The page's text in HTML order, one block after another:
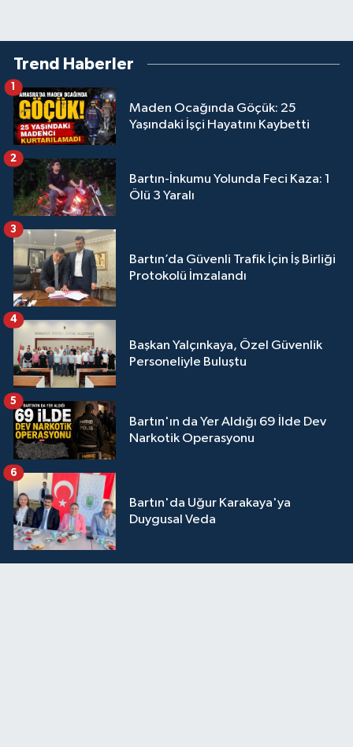
Trend Haberler
Maden Ocağında Göçük: 25
Yaşındaki İşçi Hayatını Kaybetti
1
Bartın-İnkumu Yolunda Feci Kaza: 1
Ölü 3 Yaralı
2
Bartın’da Güvenli Trafik İçin İş Birliği
Protokolü İmzalandı
3
Başkan Yalçınkaya, Özel Güvenlik
Personeliyle Buluştu
4
Bartın'ın da Yer Aldığı 69 İlde Dev
Narkotik Operasyonu
5
Bartın'da Uğur Karakaya'ya
Duygusal Veda
6